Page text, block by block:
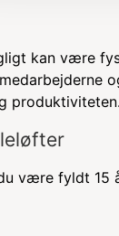
kan være
produktiviteten.
være fyldt 15